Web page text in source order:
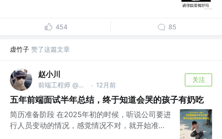
454 85
虚竹子 赞了这篇文章
赵小川
前端工程师 @豌豆公主 · 12月前
关注
五年前端面试半年总结，终于知道会哭的孩子有奶吃
简历准备阶段 在2025年初的时候，听说公司要进
行人员变动的情况，感觉情况不对，就开始准...